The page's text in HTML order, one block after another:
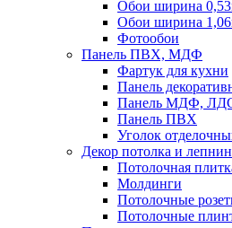
Обои ширина
Обои ширина
Фотообои
Панель ПВХ, МДФ
Фартук для кухни
Панель
Панель МДФ,
Панель ПВХ
Уголок
Декор потолка и
Потолочная
Молдинги
Потолочные
Потолочные